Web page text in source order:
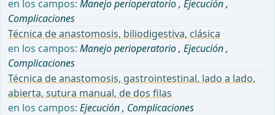
en los campos:Manejo perioperatorio,Ejecución,
Complicaciones
Técnica de anastomosis, biliodigestiva, clásica
en los campos:Manejo perioperatorio,Ejecución,
Complicaciones
Técnica de anastomosis, gastrointestinal, lado a lado,
abierta, sutura manual, de dos filas
en los campos:Ejecución, Complicaciones